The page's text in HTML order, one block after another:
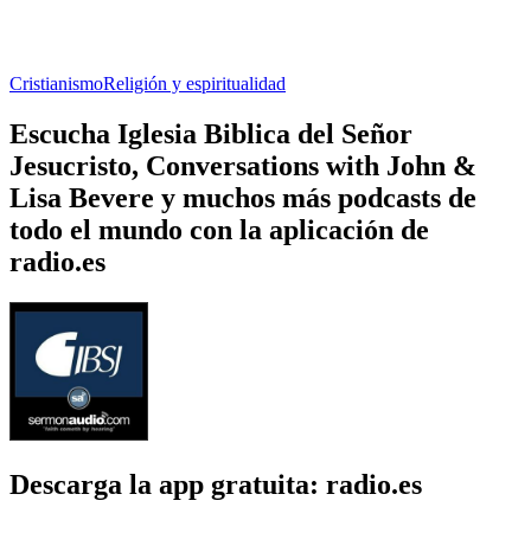
CristianismoReligión y espiritualidad
Escucha Iglesia Biblica del Señor
Jesucristo, Conversations with John &
Lisa Bevere y muchos más podcasts de
todo el mundo con la aplicación de
radio.es
Descarga la app gratuita: radio.es